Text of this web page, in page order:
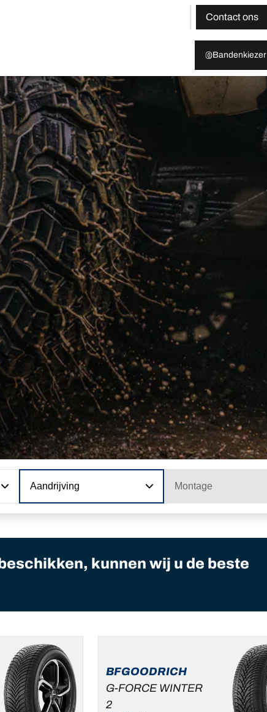
Contact ons
Bandenkiezer
Aandrijving Montage
kunnen wij u de beste
BFGOODRICH
G-FORCE WINTER
2